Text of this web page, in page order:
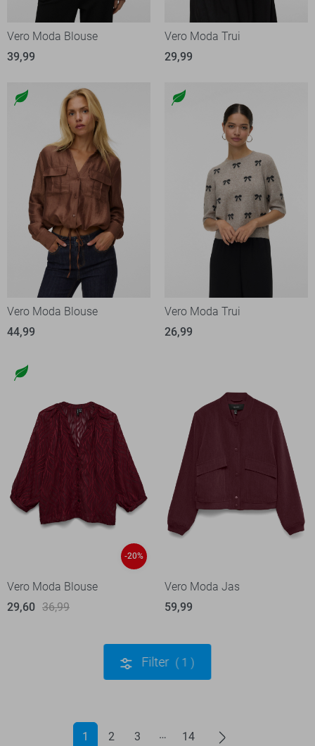
Vero Moda Blouse
39,99
Vero Moda Trui
29,99
Vero Moda Blouse
44,99
Vero Moda Trui
26,99
-20%
Vero Moda Blouse
29,60 36,99
Vero Moda Jas
59,99
Filter 1
1 2 3 14